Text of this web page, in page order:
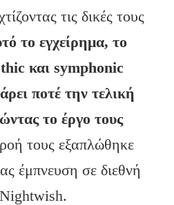
τις δικές τους
το εγχείρημα, το
και symphonic
ποτέ την τελική
το έργο τους
τους εξαπλώθηκε
έμπνευση σε διεθνή